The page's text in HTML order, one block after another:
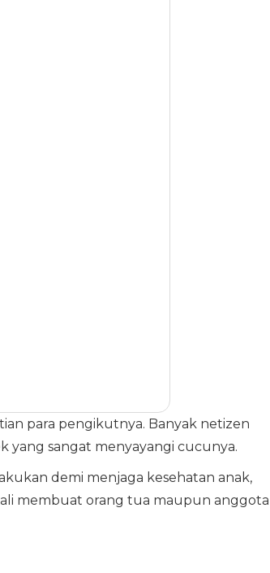
para pengikutnya. Banyak netizen
yang sangat menyayangi cucunya.
demi menjaga kesehatan anak,
membuat orang tua maupun anggota